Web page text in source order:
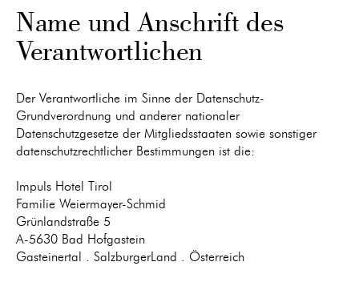
Name und Anschrift des
Verantwortlichen
Der Verantwortliche im Sinne der Datenschutz-
Grundverordnung und anderer nationaler
Datenschutzgesetze der Mitgliedsstaaten sowie sonstiger
datenschutzrechtlicher Bestimmungen ist die:
Impuls Hotel Tirol
Familie Weiermayer-Schmid
Grünlandstraße 5
A-5630 Bad Hofgastein
Gasteinertal . SalzburgerLand . Österreich